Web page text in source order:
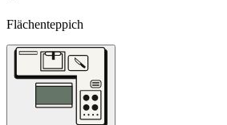
Flächenteppich